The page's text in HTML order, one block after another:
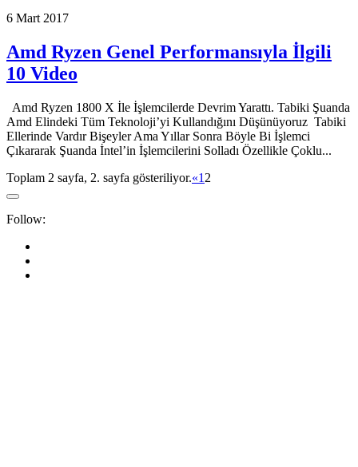
6 Mart 2017
Amd Ryzen Genel Performansıyla İlgili
10 Video
Amd Ryzen 1800 X İle İşlemcilerde Devrim Yarattı. Tabiki Şuanda
Amd Elindeki Tüm Teknoloji’yi Kullandığını Düşünüyoruz Tabiki
Ellerinde Vardır Bişeyler Ama Yıllar Sonra Böyle Bi İşlemci
Çıkararak Şuanda İntel’in İşlemcilerini Solladı Özellikle Çoklu...
Toplam 2 sayfa, 2. sayfa gösteriliyor.«1 2
Follow: